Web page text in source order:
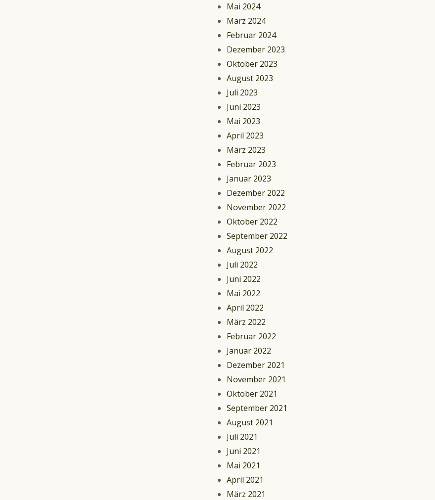
Mai 2024
März 2024
Februar 2024
Dezember 2023
Oktober 2023
August 2023
Juli 2023
Juni 2023
Mai 2023
April 2023
März 2023
Februar 2023
Januar 2023
Dezember 2022
November 2022
Oktober 2022
September 2022
August 2022
Juli 2022
Juni 2022
Mai 2022
April 2022
März 2022
Februar 2022
Januar 2022
Dezember 2021
November 2021
Oktober 2021
September 2021
August 2021
Juli 2021
Juni 2021
Mai 2021
April 2021
März 2021